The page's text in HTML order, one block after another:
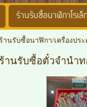
ร้านรับซื้อนาฬิกาโรเล็
านรับซื้อนาฬิกา/เครื่องประ
ร้านรับซื้อตั๋วจำนำทอ